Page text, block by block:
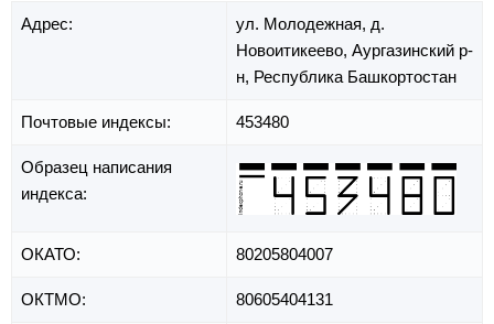
Адрес: ул. Молодежная, д.
Новоитикеево, Аургазинский р-
н, Республика Башкортостан
Почтовые индексы: 453480
Образец написания
индекса:
ОКАТО: 80205804007
ОКТМО: 80605404131